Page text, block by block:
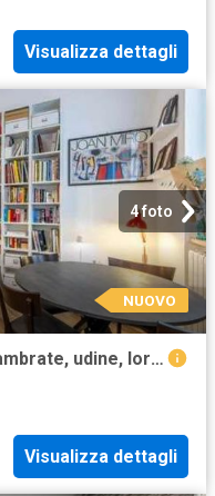
Visualizza dettagli
4 foto
NUOVO
Bilocale arredato Città studi, lambrate, udine, loreto
Visualizza dettagli